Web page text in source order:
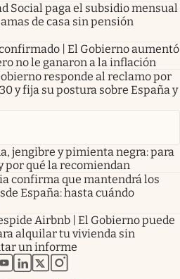
Social paga el subsidio mensual
de casa sin pensión
| El Gobierno aumentó
no le ganaron a la inflación
responde al reclamo por
y fija su postura sobre España y
jengibre y pimienta negra: para
por qué la recomiendan
confirma que mantendrá los
España: hasta cuándo
Airbnb | El Gobierno puede
alquilar tu vivienda sin
un informe
en nueva pestaña
abre en nueva pestaña
abre en nueva pestaña
abre en nueva pestaña
abre en nueva pestaña